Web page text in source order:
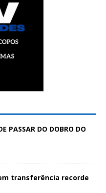
PASSAR DO DOBRO DO
transferência recorde